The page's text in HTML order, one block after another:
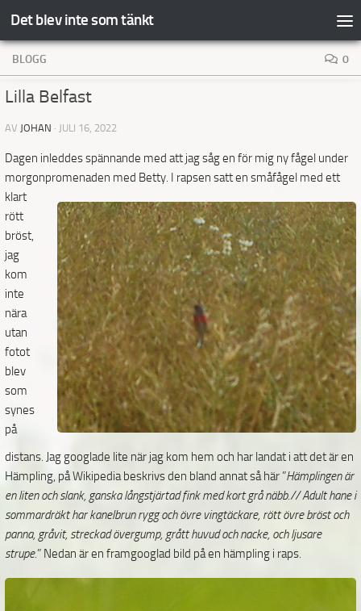
Hoppa till innehåll
Det blev inte som tänkt
BLOGG 0
Lilla Belfast
AV JOHAN · JULI 16, 2022
Dagen inleddes spännande med att jag såg en för mig ny fågel under
morgonpromenaden med Betty. I rapsen satt en småfågel med ett
klart
rött
bröst,
jag
kom
inte
nära
utan
fotot
blev
som
synes
på
distans. Jag googlade lite när jag kom hem och har landat i att det är en
Hämpling, på Wikipedia beskrivs den bland annat så här ”Hämplingen är
en liten och slank, ganska långstjärtad fink med kort grå näbb.// Adult hane i
sommardräkt har kanelbrun rygg och övre vingtäckare, rött övre bröst och
panna, gråvit, streckad övergump, grått huvud och nacke, och ljusare
strupe.” Nedan är en framgooglad bild på en hämpling i raps.